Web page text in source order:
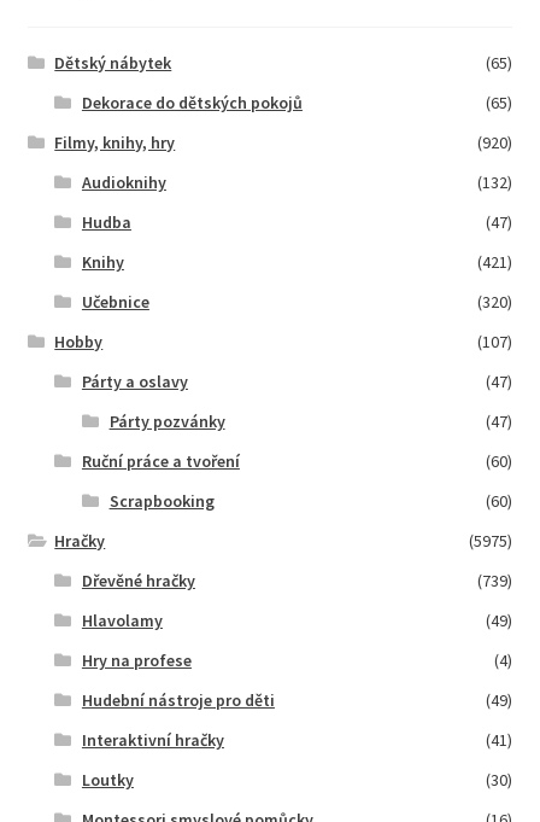
Dětský nábytek
(65)
Dekorace do dětských pokojů
(65)
Filmy, knihy, hry
(920)
Audioknihy
(132)
Hudba
(47)
Knihy
(421)
Učebnice
(320)
Hobby
(107)
Párty a oslavy
(47)
Párty pozvánky
(47)
Ruční práce a tvoření
(60)
Scrapbooking
(60)
Hračky
(5975)
Dřevěné hračky
(739)
Hlavolamy
(49)
Hry na profese
(4)
Hudební nástroje pro děti
(49)
Interaktivní hračky
(41)
Loutky
(30)